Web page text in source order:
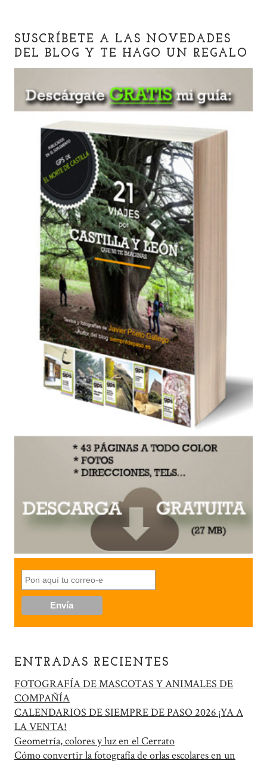
SUSCRÍBETE A LAS NOVEDADES
DEL BLOG Y TE HAGO UN REGALO
ENTRADAS RECIENTES
FOTOGRAFÍA DE MASCOTAS Y ANIMALES DE
COMPAÑÍA
CALENDARIOS DE SIEMPRE DE PASO 2026 ¡YA A
LA VENTA!
Geometría, colores y luz en el Cerrato
Cómo convertir la fotografía de orlas escolares en un